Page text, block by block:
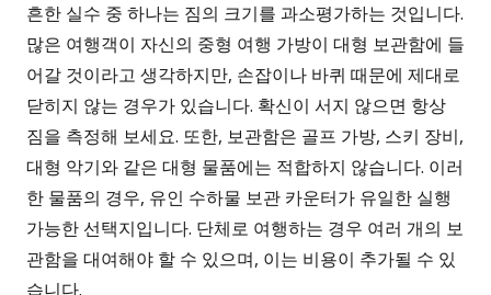
흔한 실수 중 하나는 짐의 크기를 과소평가하는 것입니다.
많은 여행객이 자신의 중형 여행 가방이 대형 보관함에 들
어갈 것이라고 생각하지만, 손잡이나 바퀴 때문에 제대로
닫히지 않는 경우가 있습니다. 확신이 서지 않으면 항상
짐을 측정해 보세요. 또한, 보관함은 골프 가방, 스키 장비,
대형 악기와 같은 대형 물품에는 적합하지 않습니다. 이러
한 물품의 경우, 유인 수하물 보관 카운터가 유일한 실행
가능한 선택지입니다. 단체로 여행하는 경우 여러 개의 보
관함을 대여해야 할 수 있으며, 이는 비용이 추가될 수 있
습니다.